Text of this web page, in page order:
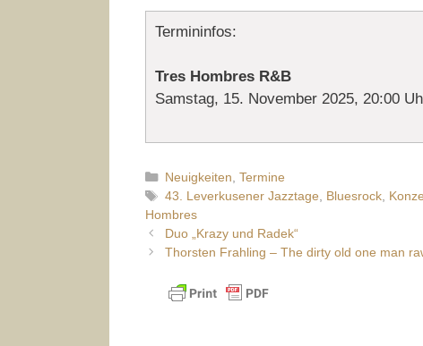
Termininfos:
Tres Hombres R&B
Samstag, 15. November 2025, 20:00
Kategorien
Neuigkeiten, Termine
Schlagwörter
43. Leverkusener Jazztage, Bluesrock,
Hombres
Duo „Krazy und Radek“
Thorsten Frahling – The dirty old one man